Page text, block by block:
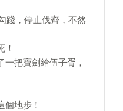
踐，停止伐齊，不然
！
把寶劍給伍子胥，
地步！